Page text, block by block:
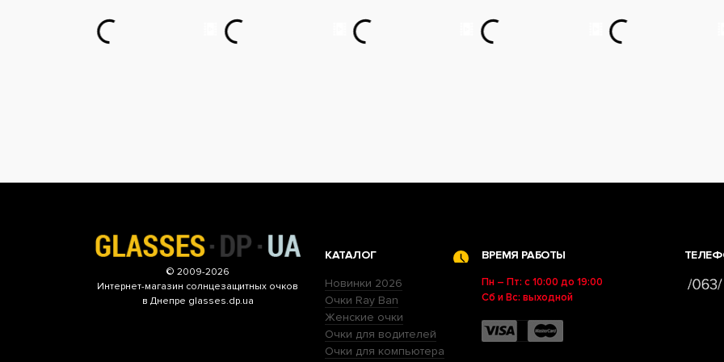
© 2009-2026
Интернет-магазин солнцезащитных очков
в Днепре glasses.dp.ua
КАТАЛОГ
Новинки 2026
Очки Ray Ban
Женские очки
Очки для водителей
Очки для компьютера
ВРЕМЯ РАБОТЫ
Пн – Пт: с 10:00 до 19:00
Сб и Вс: выходной